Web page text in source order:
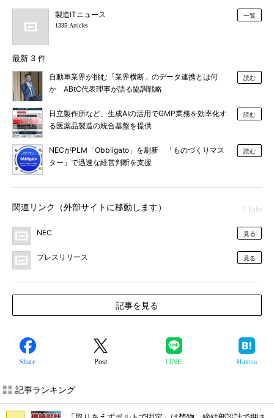
製造ITニュース
1335 Articles
一覧
最新 3 件
自動車業界が挑む「業界横断」のデータ連携とは何
か ABtC代表理事が語る協調戦略
読む
日立製作所など、生成AIの活用でGMP業務を効率化す
る医薬品製造の統合基盤を提供
読む
NECがPLM「Obbligato」を刷新 「ものづくりマス
ター」で迅速な経営判断を支援
読む
関連リンク（外部サイトに移動します） 2 links
NEC 見る
プレスリリース 見る
記事を見る
Share Post LINE Hatena
記事ランキング